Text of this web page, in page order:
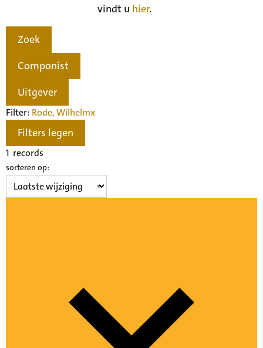
vindt u hier.
Zoek
Componist
Uitgever
Filter: Rode, Wilhelmx
Filters legen
1 records
sorteren op: